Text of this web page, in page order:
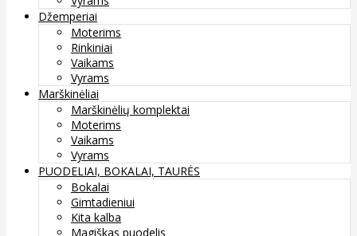
Džemperiai
Moterims
Rinkiniai
Vaikams
Vyrams
Marškinėliai
Marškinėlių komplektai
Moterims
Vaikams
Vyrams
PUODELIAI, BOKALAI, TAURĖS
Bokalai
Gimtadieniui
Kita kalba
Magiškas puodelis